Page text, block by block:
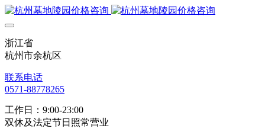
浙江省
杭州市余杭区
联系电话
0571-88778265
工作日：9:00-23:00
双休及法定节日照常营业